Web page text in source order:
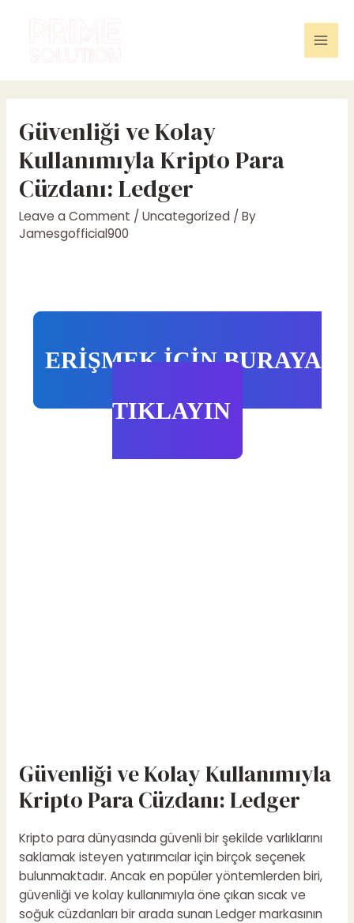
Güvenliği ve Kolay
Kullanımıyla Kripto Para
Cüzdanı: Ledger
Leave a Comment / Uncategorized/ By
Jamesgofficial900
ERİŞMEK İÇİN BURAYA
TIKLAYIN
Güvenliği ve Kolay Kullanımıyla
Kripto Para Cüzdanı: Ledger
Kripto para dünyasında güvenli bir şekilde varlıklarını
saklamak isteyen yatırımcılar için birçok seçenek
bulunmaktadır. Ancak en popüler yöntemlerden biri,
güvenliği ve kolay kullanımıyla öne çıkan sıcak ve
soğuk cüzdanları bir arada sunan Ledger markasının